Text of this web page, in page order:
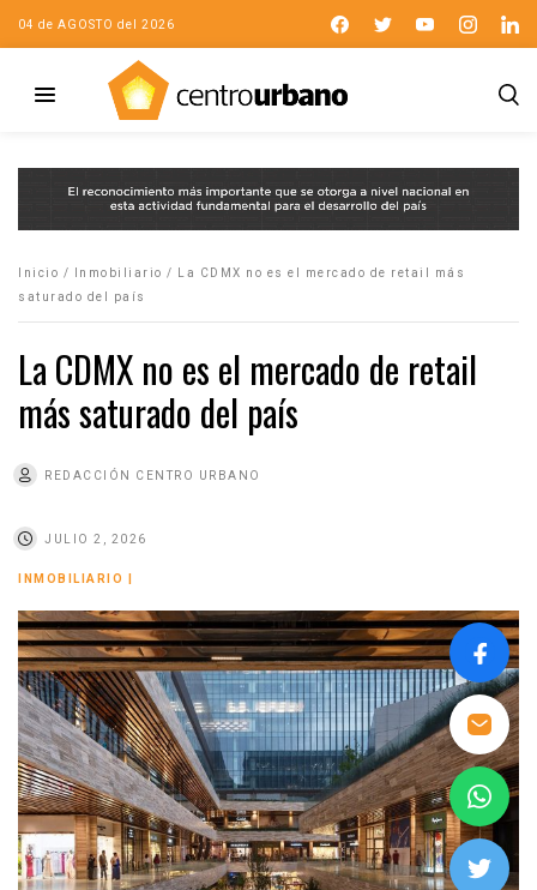
04 de AGOSTO del 2026
Inicio / Inmobiliario /
La CDMX no es el mercado de retail más
saturado del país
La CDMX no es el mercado de retail
más saturado del país
REDACCIÓN CENTRO URBANO
JULIO 2, 2026
INMOBILIARIO